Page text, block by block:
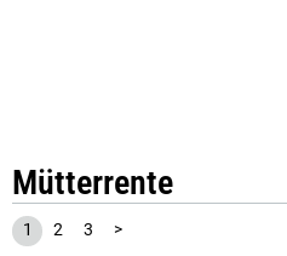
Mütterrente
1 2 3 >